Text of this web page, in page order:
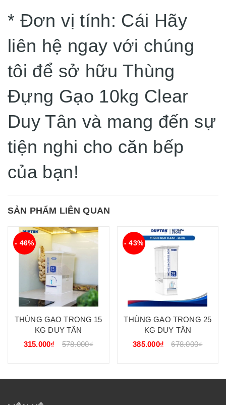
* Đơn vị tính: Cái Hãy
liên hệ ngay với chúng
tôi để sở hữu Thùng
Đựng Gạo 10kg Clear
Duy Tân và mang đến sự
tiện nghi cho căn bếp
của bạn!
SẢN PHẨM LIÊN QUAN
- 46%
THÙNG GẠO TRONG 15
KG DUY TÂN
315.000₫
578.000₫
- 43%
THÙNG GẠO TRONG 25
KG DUY TÂN
385.000₫
678.000₫